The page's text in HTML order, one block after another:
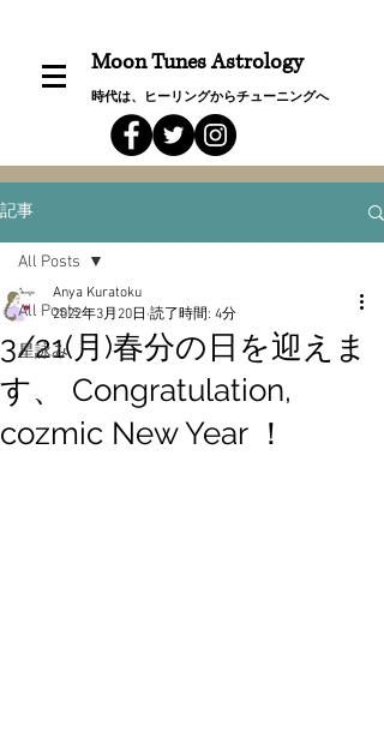
Moon Tunes Astrology
時代は、ヒーリングからチューニングへ
記事
All Posts
星詠み
All Posts
3/21(月)春分の日を迎えま
す、 Congratulation,
cozmic New Year ！
Anya Kuratoku
2022年3月20日 読了時間: 4分